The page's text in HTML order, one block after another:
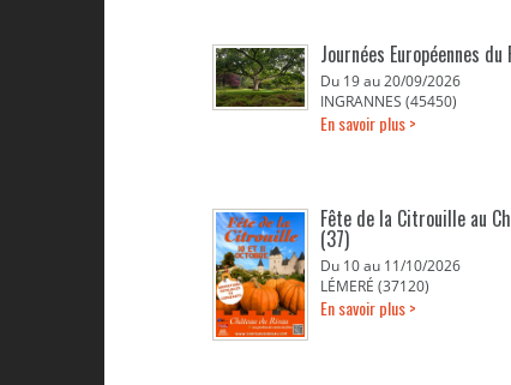
Journées Européennes
Du 19 au 20/09/2026
INGRANNES (45450)
En savoir plus >
Fête de la Citrouille au
(37)
Du 10 au 11/10/2026
LÉMERÉ (37120)
En savoir plus >